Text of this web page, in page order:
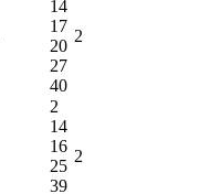
14
17
20
27
40
2
2
14
16
25
39
2